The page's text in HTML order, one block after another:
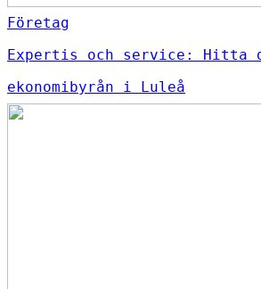
Företag
Expertis och service: Hitta
ekonomibyrån i Luleå